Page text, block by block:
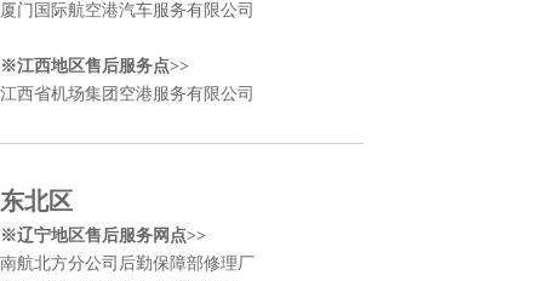
厦门国际航空港汽车服务有限公司
※江西地区售后服务点>>
江西省机场集团空港服务有限公司
东北区
※辽宁地区售后服务网点>>
南航北方分公司后勤保障部修理厂